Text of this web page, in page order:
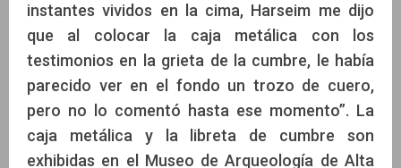
instantes vividos en la cima, Harseim me dijo
que al colocar la caja metálica con los
testimonios en la grieta de la cumbre, le había
parecido ver en el fondo un trozo de cuero,
pero no lo comentó hasta ese momento”. La
caja metálica y la libreta de cumbre son
exhibidas en el Museo de Arqueología de Alta